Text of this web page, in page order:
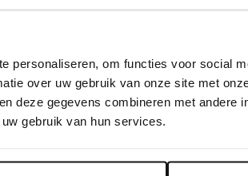
personaliseren, om functies voor social
over uw gebruik van onze site met
deze gegevens combineren met andere
gebruik van hun services.
×
isn't Dutch. Would you like to